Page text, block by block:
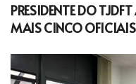
PRESIDENTE DO
MAIS CINCO OFICIAIS